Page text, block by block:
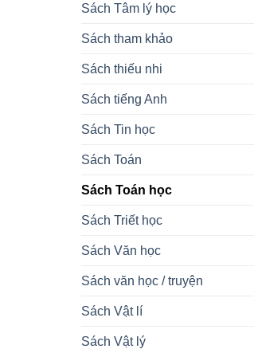
Sách Tâm lý học
Sách tham khảo
Sách thiếu nhi
Sách tiếng Anh
Sách Tin học
Sách Toán
Sách Toán học
Sách Triết học
Sách Văn học
Sách văn học / truyện
Sách Vật lí
Sách Vật lý